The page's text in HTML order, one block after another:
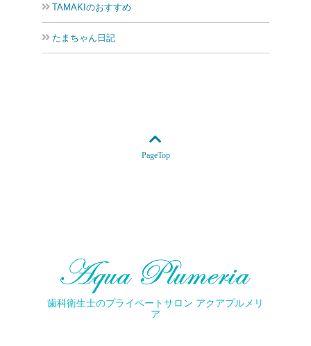
TAMAKIのおすすめ
たまちゃん日記
PageTop
歯科衛生士のプライベートサロン アクアプルメリ
ア